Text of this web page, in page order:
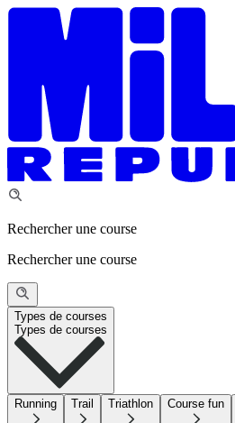
Rechercher une course
Rechercher une course
Types de courses
Types de courses
Running Trail Triathlon Course fun